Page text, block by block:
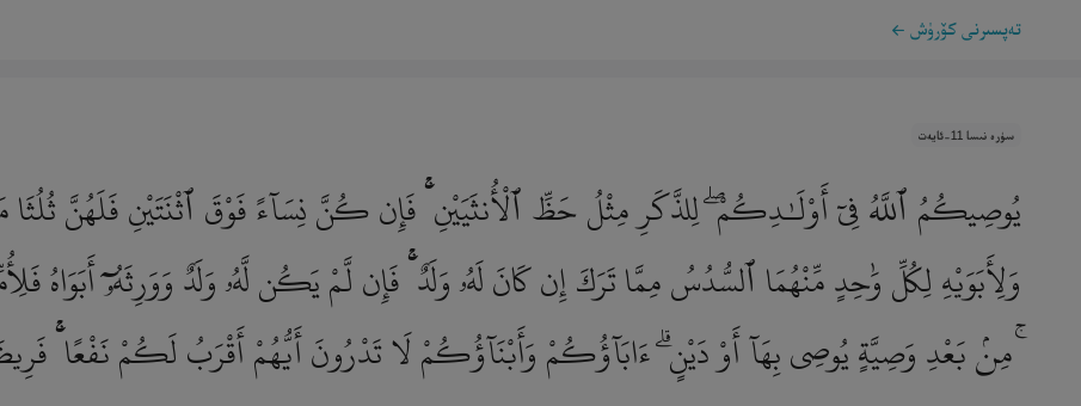
تەپسىرنى كۆرۈش
سۈرە نىسا 11-ئايەت
يُوصِيكُمُ ٱللَّهُ فِىٓ أَوْلَـٰدِكُمْ ۖ لِلذَّكَرِ مِثْلُ حَظِّ ٱلْأُنثَيَيْنِ ۚ فَإِن كُنَّ نِسَآءً فَوْقَ ٱثْنَتَيْنِ فَلَهُنَّ
وَلِأَبَوَيْهِ لِكُلِّ وَٰحِدٍ مِّنْهُمَا ٱلسُّدُسُ مِمَّا تَرَكَ إِن كَانَ لَهُۥ وَلَدٌ ۚ فَإِن لَّمْ يَكُن لَّهُۥ وَلَدٌ وَوَرِثَهُۥٓ أَبَوَاهُ
مِنۢ بَعْدِ وَصِيَّةٍ يُوصِى بِهَآ أَوْ دَيْنٍ ۗ ءَابَآؤُكُمْ وَأَبْنَآؤُكُمْ لَا تَدْرُونَ أَيُّهُمْ أَقْرَبُ لَكُمْ نَفْعًا